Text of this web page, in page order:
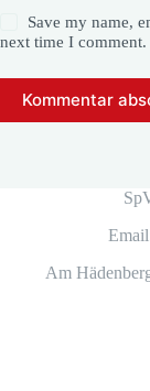
Save my name,
next time I comment.
Kommentar
Am